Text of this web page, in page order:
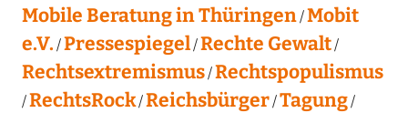
Mobile Beratung in Thüringen Mobit
e.V. Pressespiegel Rechte Gewalt
Rechtsextremismus Rechtspopulismus
RechtsRock Reichsbürger Tagung